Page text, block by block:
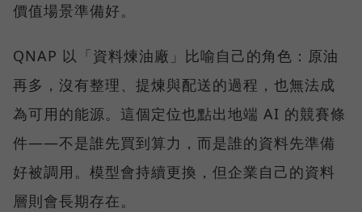
價值場景準備好。
QNAP 以「資料煉油廠」比喻自己的角色：原油
再多，沒有整理、提煉與配送的過程，也無法成
為可用的能源。這個定位也點出地端 AI 的競賽條
件——不是誰先買到算力，而是誰的資料先準備
好被調用。模型會持續更換，但企業自己的資料
層則會長期存在。